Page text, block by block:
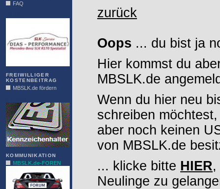
FAQ
FREIWILLIGER
KOSTENBEITRAG
MBSLK.de fördern
KOMMUNIKATION
MBSLK.de-FOREN
zurück
Oops ... du bist ja
Hier kommst du
MBSLK.de
Wenn du hier neu
schreiben möchtest,
aber noch keinen
von MBSLK.de
... klicke bitte HIER,
Neulinge zu